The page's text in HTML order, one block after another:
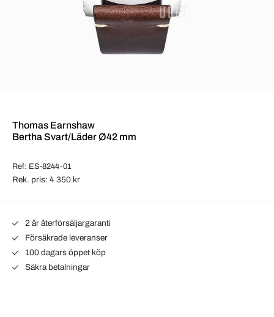
Thomas Earnshaw
Bertha Svart/Läder Ø42 mm
Ref: ES-8244-01
Rek. pris: 4 350 kr
2 år återförsäljargaranti
Försäkrade leveranser
100 dagars öppet köp
Säkra betalningar